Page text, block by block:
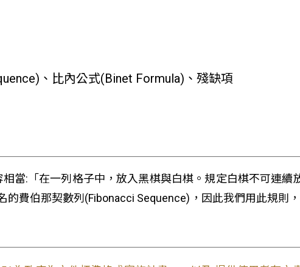
、比內公式(Binet Formula)、殘缺項
當:「在一列格子中，放入黑棋與白棋。規定白棋不可連
的費伯那契數列(Fibonacci Sequence)，因此我們用此規則